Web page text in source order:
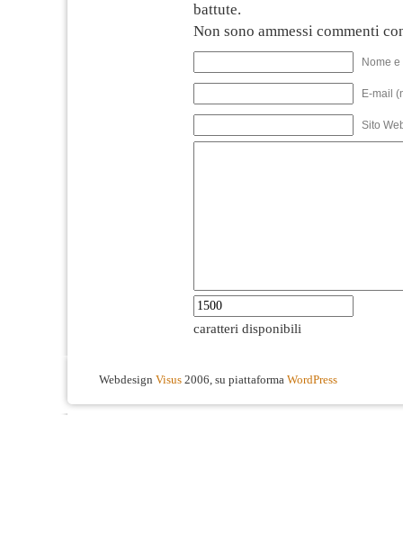
battute.
Non sono ammessi commenti
Nome
E-mail
Sito
caratteri disponibili
Webdesign Visus 2006, su piattaforma WordPress